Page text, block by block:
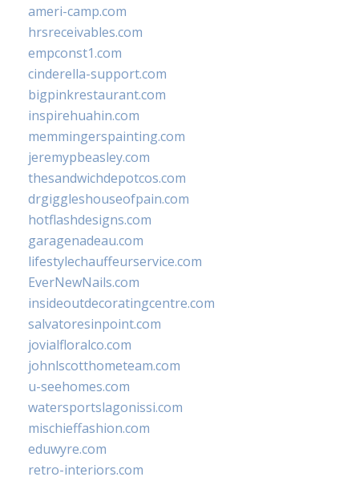
ameri-camp.com
hrsreceivables.com
empconst1.com
cinderella-support.com
bigpinkrestaurant.com
inspirehuahin.com
memmingerspainting.com
jeremypbeasley.com
thesandwichdepotcos.com
drgiggleshouseofpain.com
hotflashdesigns.com
garagenadeau.com
lifestylechauffeurservice.com
EverNewNails.com
insideoutdecoratingcentre.com
salvatoresinpoint.com
jovialfloralco.com
johnlscotthometeam.com
u-seehomes.com
watersportslagonissi.com
mischieffashion.com
eduwyre.com
retro-interiors.com